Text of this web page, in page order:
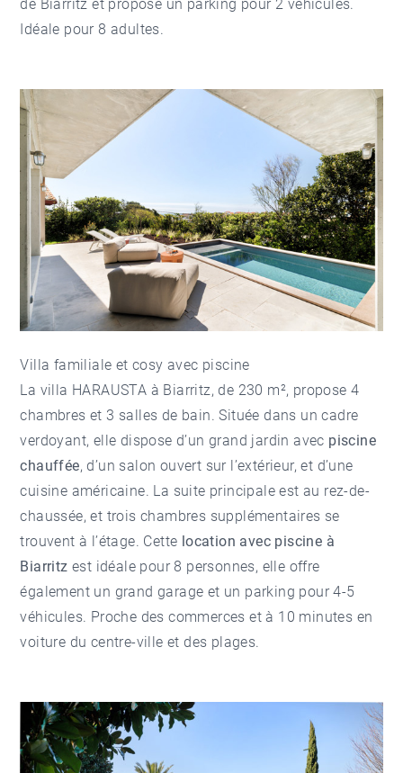
de Biarritz et propose un parking pour 2 véhicules.
Idéale pour 8 adultes.
Villa familiale et cosy avec piscine
La villa HARAUSTA à Biarritz, de 230 m², propose 4
chambres et 3 salles de bain. Située dans un cadre
verdoyant, elle dispose d’un grand jardin avec piscine
chauffée, d’un salon ouvert sur l’extérieur, et d’une
cuisine américaine. La suite principale est au rez-de-
chaussée, et trois chambres supplémentaires se
trouvent à l’étage. Cette location avec piscine à
Biarritz est idéale pour 8 personnes, elle offre
également un grand garage et un parking pour 4-5
véhicules. Proche des commerces et à 10 minutes en
voiture du centre-ville et des plages.